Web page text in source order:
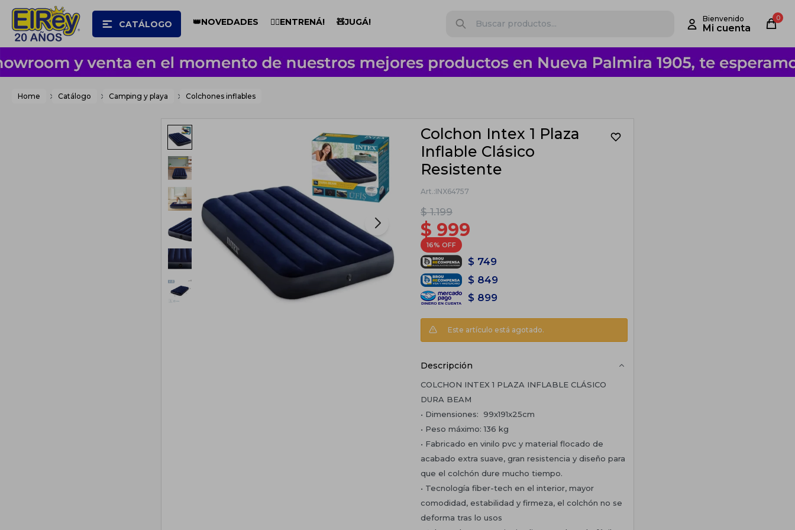
CATÁLOGO 👑NOVEDADES 🏋️‍♂️ENTRENÁ! 🧸JUGÁ! 0
Home Catálogo Camping y playa Colchones inflables
Colchon Intex 1 Plaza
Inflable Clásico
Resistente
INX64757
$ 1.199
$ 999
16
$ 749
$ 849
$ 899
Este artículo está agotado.
Descripción
COLCHON INTEX 1 PLAZA INFLABLE CLÁSICO
DURA BEAM
• Dimensiones: 99x191x25cm
• Peso máximo: 136 kg
• Fabricado en vinilo pvc y material flocado de
acabado extra suave, gran resistencia y diseño para
que el colchón dure mucho tiempo.
• Tecnología fiber-tech en el interior, mayor
comodidad, estabilidad y firmeza, el colchón no se
deforma tras lo usos